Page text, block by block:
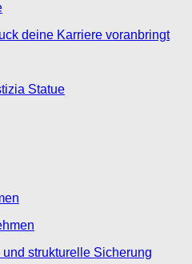
deine Karriere voranbringt
strukturelle Sicherung